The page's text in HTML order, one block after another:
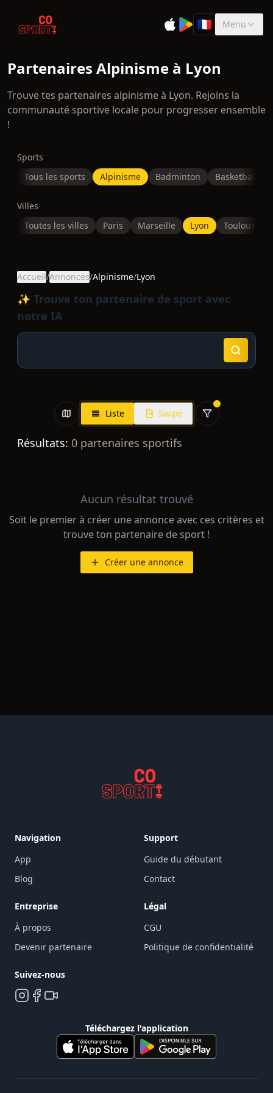
🇫🇷Sélectionner la
Menu
Partenaires Alpinisme à Lyon
Trouve tes partenaires alpinisme à Lyon. Rejoins la
communauté sportive locale pour progresser ensemble
!
Sports
Tous les sports
Alpinisme Badminton Basketball
Villes
Toutes les villes
Paris Marseille Lyon Toulouse
Accueil/Annonces/Alpinisme/Lyon
✨ Trouve ton partenaire de sport avec
notre IA
Liste Swipe
Résultats: 0 partenaires sportifs
Aucun résultat trouvé
Soit le premier à créer une annonce avec ces critères et
trouve ton partenaire de sport !
Créer une annonce
Navigation
App
Blog
Support
Guide du débutant
Contact
Entreprise
À propos
Devenir partenaire
Légal
CGU
Politique de confidentialité
Suivez-nous
Téléchargez l'application